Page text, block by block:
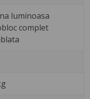
luminoasa
complet